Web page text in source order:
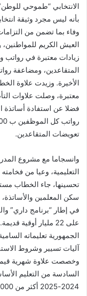
الانتخابي “طموحي
بأنه ليس مجرد وثيقة
وفاء بما تضمن من
العيش الكريم
زيادات معتبرة في رواتب
المتقاعدين، ومضاعفة
الأخيرة. وزيدت علاوة
معتبرة، وصلت علاوات
فضلا عن استفادة أساتذة
تعويضات المتقاعدين.
وانسجاما مع مشروع
التعليمية، وعيا من
تحسينها، جاء الخطاب
سكن المعلمين
على 22 مليار
الجمهورية تعليماته
آليات تسيير وشروط
السادسة من التعليم